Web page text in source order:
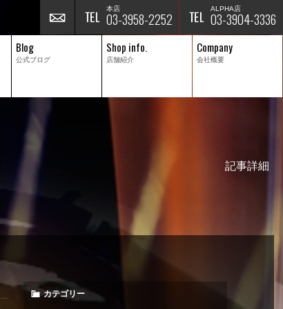
ALPHA店
03-3904-3336
本店
03-3958-2252
Blog
公式ブログ
Shop info.
店舗紹介
Company
会社概要
記事詳細
カテゴリー